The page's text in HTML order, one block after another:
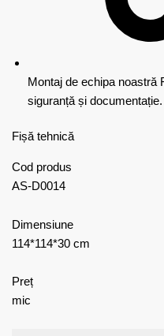
Montaj de echipa noastră
siguranță și documentație.
Fișă tehnică
Cod produs
AS-D0014
Dimensiune
114*114*30 cm
Preț
mic